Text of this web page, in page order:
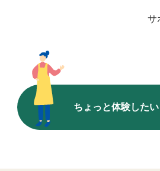
サ
ちょっと体験したい